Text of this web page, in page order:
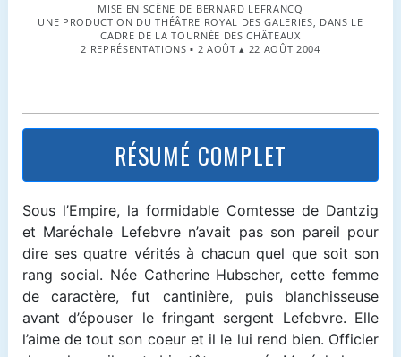
MISE EN SCÈNE DE BERNARD LEFRANCQ
UNE PRODUCTION DU THÉÂTRE ROYAL DES GALERIES, DANS LE
CADRE DE LA TOURNÉE DES CHÂTEAUX
2 REPRÉSENTATIONS ▪ 2 AOÛT ▴ 22 AOÛT 2004
RÉSUMÉ COMPLET
Sous l’Empire, la formidable Comtesse de Dantzig
et Maréchale Lefebvre n’avait pas son pareil pour
dire ses quatre vérités à chacun quel que soit son
rang social. Née Catherine Hubscher, cette femme
de caractère, fut cantinière, puis blanchisseuse
avant d’épouser le fringant sergent Lefebvre. Elle
l’aime de tout son coeur et il le lui rend bien. Officier